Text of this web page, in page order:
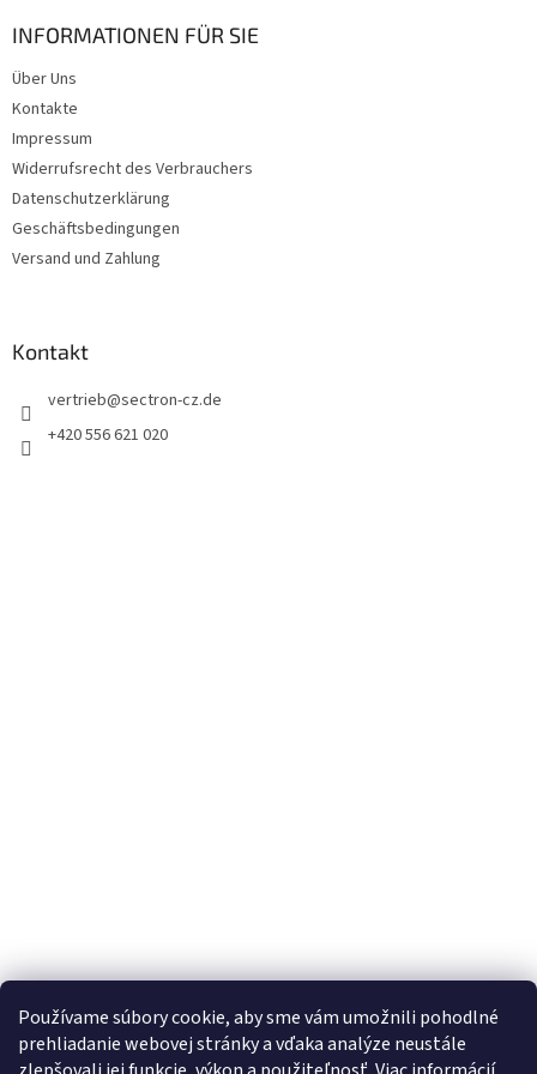
Používame súbory cookie, aby sme vám umožnili pohodlné
prehliadanie webovej stránky a vďaka analýze neustále
INFORMATIONEN FÜR SIE
Über Uns
Kontakte
Impressum
Widerrufsrecht des Verbrauchers
Datenschutzerklärung
Geschäftsbedingungen
Versand und Zahlung
Kontakt
vertrieb@sectron-cz.de
+420 556 621 020
eshop.SECTRON.eu